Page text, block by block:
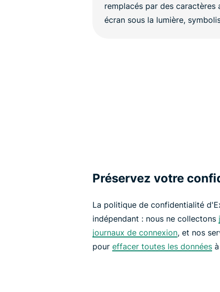
Préservez votre
La politique de confidentialité
indépendant : nous ne collectons
journaux de connexion, et nos
pour effacer toutes les données